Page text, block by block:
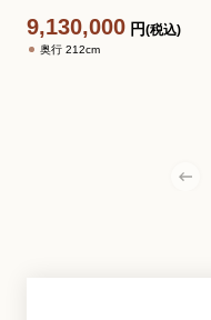
9,130,000円(税込)
奥行 212cm